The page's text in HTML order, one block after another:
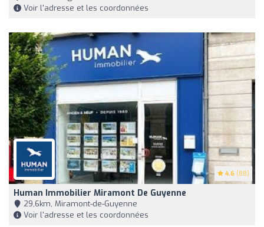
Voir l'adresse et les coordonnées
4.6 (88)
Human Immobilier Miramont De Guyenne
29,6km, Miramont-de-Guyenne
Voir l'adresse et les coordonnées